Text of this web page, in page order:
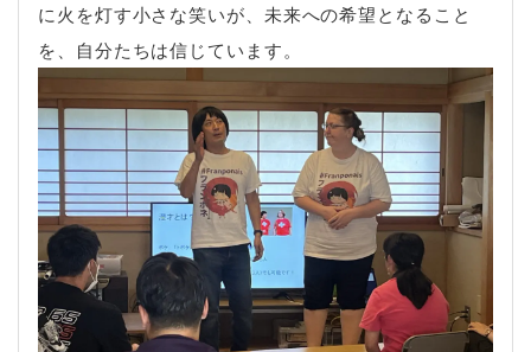
に火を灯す小さな笑いが、未来への希望となること
を、自分たちは信じています。